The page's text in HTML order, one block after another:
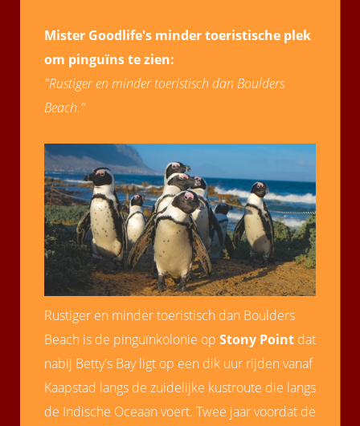
Mister Goodlife's minder toeristische plek
om pinguïns te zien:
"Rustiger en minder toeristisch dan Boulders
Beach."
Rustiger en minder toeristisch dan Boulders
Beach is de pinguïnkolonie op Stony Point dat
nabij Betty's Bay ligt op een dik uur rijden vanaf
Kaapstad langs de zuidelijke kustroute die langs
de Indische Oceaan voert. Twee jaar voordat de